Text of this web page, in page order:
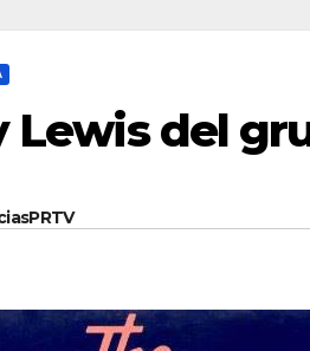
Lewis del